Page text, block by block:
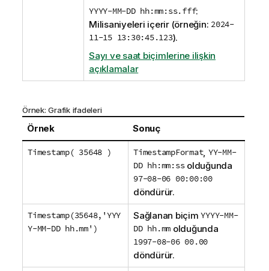
​YYYY-MM-DD hh:mm:ss.fff: ​
Milisaniyeleri içerir (örneğin: 2024-
11-15 13:30:45.123​).
Sayı ve saat biçimlerine ilişkin
açıklamalar
Örnek: Grafik ifadeleri
Örnek Sonuç
Timestamp( 35648 ) TimestampFormat, YY-MM-
DD hh:mm:ssolduğunda
97-08-06 00:00:00
döndürür.
Timestamp(35648,'YYY
Y-MM-DD hh.mm')
Sağlanan biçimYYYY-MM-
DD hh.mm olduğunda
1997-08-06 00.00
döndürür.